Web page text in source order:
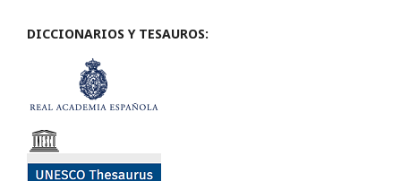
DICCIONARIOS Y TESAUROS: